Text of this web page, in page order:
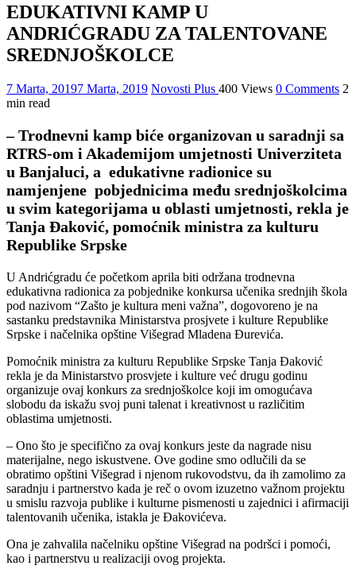
EDUKATIVNI KAMP U
ANDRIĆGRADU ZA TALENTOVANE
SREDNJOŠKOLCE
7 Marta, 20197 Marta, 2019 Novosti Plus 400 Views 0 Comments 2
min read
– Trodnevni kamp biće organizovan u saradnji sa
RTRS-om i Akademijom umjetnosti Univerziteta
u Banjaluci, a edukativne radionice su
namjenjene pobjednicima među srednjoškolcima
u svim kategorijama u oblasti umjetnosti, rekla je
Tanja Đaković, pomoćnik ministra za kulturu
Republike Srpske
U Andrićgradu će početkom aprila biti održana trodnevna
edukativna radionica za pobjednike konkursa učenika srednjih škola
pod nazivom “Zašto je kultura meni važna”, dogovoreno je na
sastanku predstavnika Ministarstva prosjvete i kulture Republike
Srpske i načelnika opštine Višegrad Mladena Đurevića.
Pomoćnik ministra za kulturu Republike Srpske Tanja Đaković
rekla je da Ministarstvo prosvjete i kulture već drugu godinu
organizuje ovaj konkurs za srednjoškolce koji im omogućava
slobodu da iskažu svoj puni talenat i kreativnost u različitim
oblastima umjetnosti.
– Ono što je specifično za ovaj konkurs jeste da nagrade nisu
materijalne, nego iskustvene. Ove godine smo odlučili da se
obratimo opštini Višegrad i njenom rukovodstvu, da ih zamolimo za
saradnju i partnerstvo kada je reč o ovom izuzetno važnom projektu
u smislu razvoja publike i kulturne pismenosti u zajednici i afirmaciji
talentovanih učenika, istakla je Đakovićeva.
Ona je zahvalila načelniku opštine Višegrad na podršci i pomoći,
kao i partnerstvu u realizaciji ovog projekta.